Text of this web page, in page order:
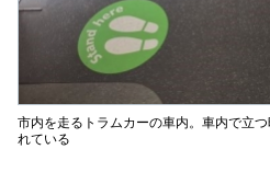
市内を走るトラムカーの車内。車内で立
れている